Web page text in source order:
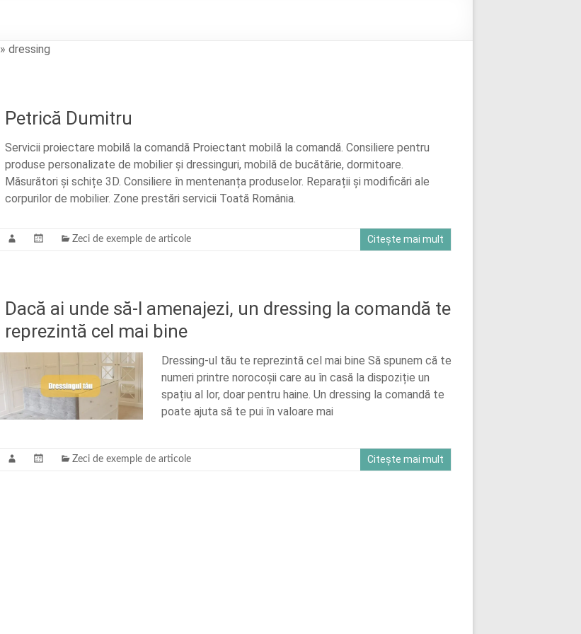
» dressing
Petrică Dumitru
Servicii proiectare mobilă la comandă Proiectant mobilă la comandă. Consiliere pentru
produse personalizate de mobilier și dressinguri, mobilă de bucătărie, dormitoare.
Măsurători și schițe 3D. Consiliere în mentenanța produselor. Reparații și modificări ale
corpurilor de mobilier. Zone prestări servicii Toată România.
Zeci de exemple de articole Citește mai mult
Dacă ai unde să-l amenajezi, un dressing la comandă te
reprezintă cel mai bine
Dressing-ul tău te reprezintă cel mai bine Să spunem că te
numeri printre norocoșii care au în casă la dispoziție un
spațiu al lor, doar pentru haine. Un dressing la comandă te
poate ajuta să te pui în valoare mai
Zeci de exemple de articole Citește mai mult